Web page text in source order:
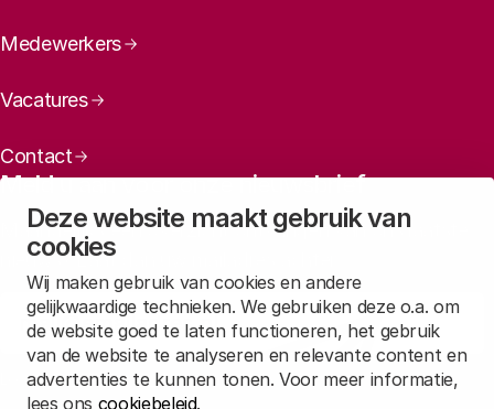
Deze website maakt gebruik van
cookies
Wij maken gebruik van cookies en andere
gelijkwaardige technieken. We gebruiken deze o.a. om
de website goed te laten functioneren, het gebruik
van de website te analyseren en relevante content en
advertenties te kunnen tonen. Voor meer informatie,
lees ons cookiebeleid.
Medewerkers
Vacatures
Contact
Meld u aan voor onze nieuwsbrief
Maandelijks een overzicht ontvangen van ons laatste
nieuws? Laat dan uw mailadres achter.
Aanmelden
Lees inonze privacyverklaringhoe wij deze gegevens verwerken.